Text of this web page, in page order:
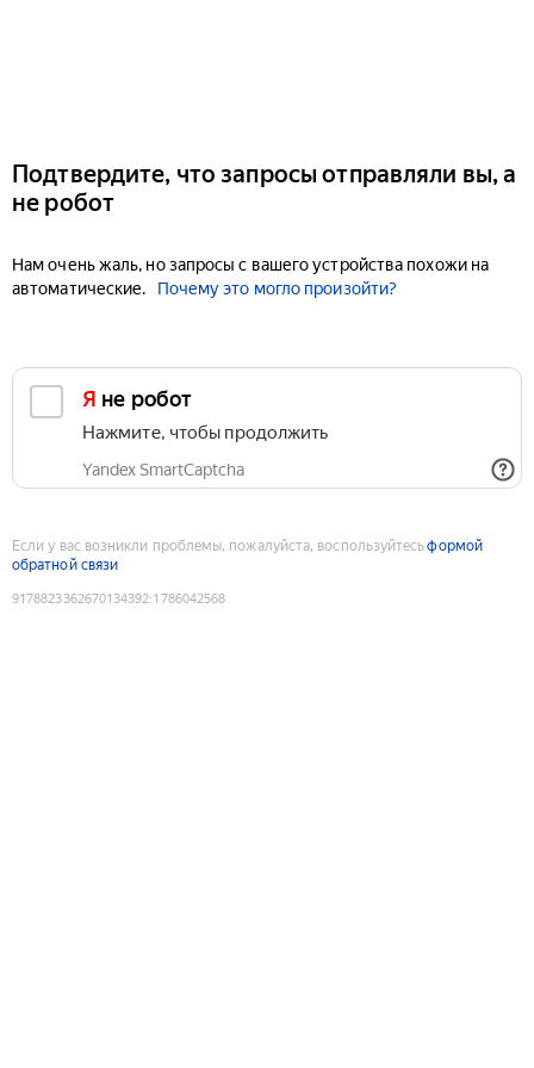
Подтвердите, что запросы отправляли вы, а
не робот
Нам очень жаль, но запросы с вашего устройства похожи на
автоматические.
Почему это могло произойти?
Я не робот
Нажмите, чтобы продолжить
Yandex SmartCaptcha
Если у вас возникли проблемы, пожалуйста, воспользуйтесьформой
обратной связи
9178823362670134392:1786042568